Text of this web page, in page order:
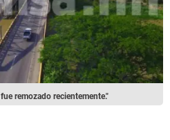
remozado recientemente."